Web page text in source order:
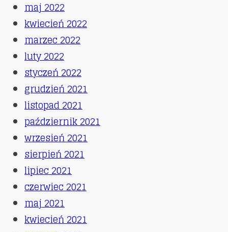
maj 2022
kwiecień 2022
marzec 2022
luty 2022
styczeń 2022
grudzień 2021
listopad 2021
październik 2021
wrzesień 2021
sierpień 2021
lipiec 2021
czerwiec 2021
maj 2021
kwiecień 2021